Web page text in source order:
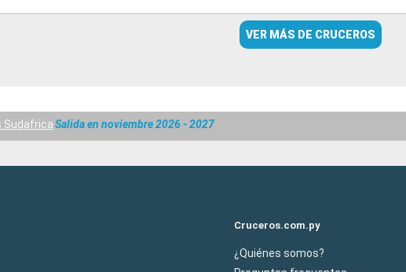
VER MÁS DE CRUCEROS
SudafricaSalida en noviembre 2026 - 2027
Cruceros.com.py
¿Quiénes somos?